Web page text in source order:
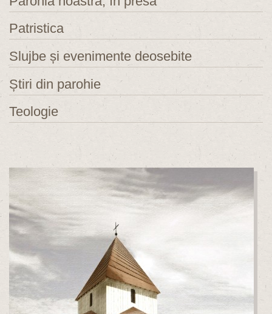
Patristica
Slujbe și evenimente deosebite
Știri din parohie
Teologie